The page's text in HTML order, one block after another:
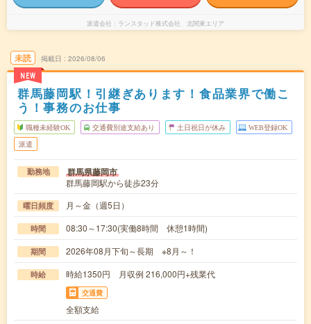
派遣会社 ランスタッド株式会社 北関東エリア
未読
NEW
掲載日 2026/08/06
群馬藤岡駅！引継ぎあります！食品業界で働こ
う！事務のお仕事
職種未経験OK 交通費別途支給あり 土日祝日が休み WEB登録OK
派遣
勤務地 群馬県藤岡市
群馬藤岡駅から徒歩23分
曜日頻度 月～金（週5日）
時間 08:30～17:30(実働8時間 休憩1時間)
期間 2026年08月下旬～長期 ※8月～！
時給 時給1350円 月収例 216,000円+残業代
交通費
全額支給